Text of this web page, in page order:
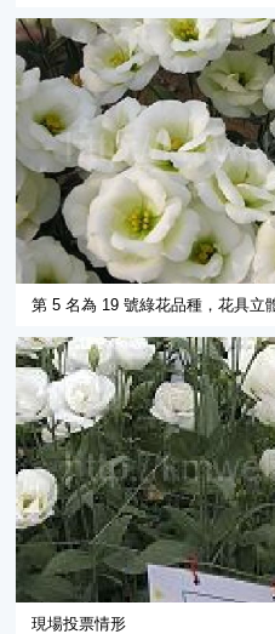
第 5 名為 19 號綠花品種，花具立
現場投票情形